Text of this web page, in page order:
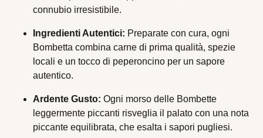
connubio irresistibile.
Ingredienti Autentici: Preparate con cura, ogni
Bombetta combina carne di prima qualità, spezie
locali e un tocco di peperoncino per un sapore
autentico.
Ardente Gusto: Ogni morso delle Bombette
leggermente piccanti risveglia il palato con una nota
piccante equilibrata, che esalta i sapori pugliesi.